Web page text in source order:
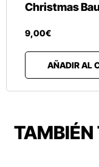
Christmas
9,00€
AÑADIR AL
TAMBIÉN